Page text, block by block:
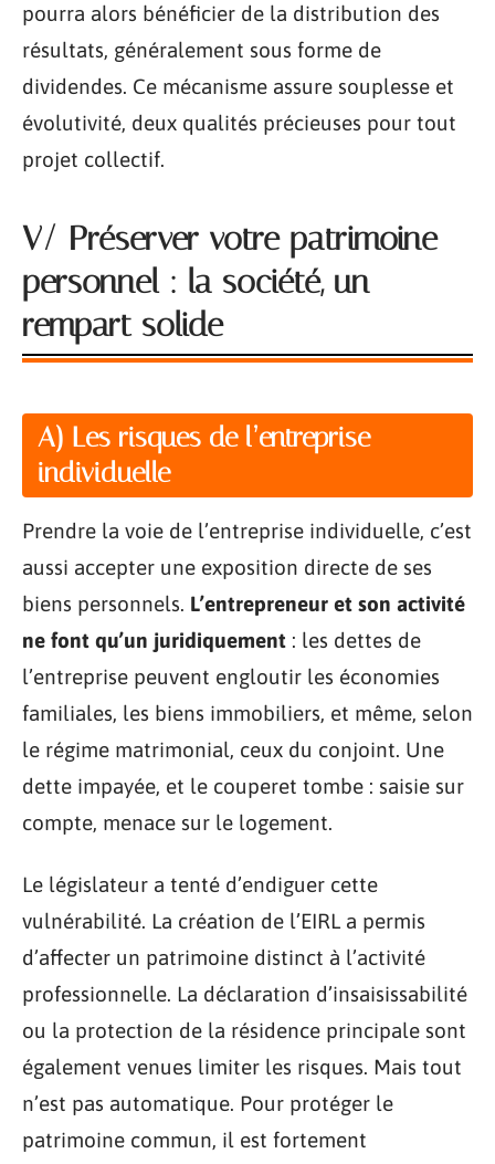
pourra alors bénéficier de la distribution des
résultats, généralement sous forme de
dividendes. Ce mécanisme assure souplesse et
évolutivité, deux qualités précieuses pour tout
projet collectif.
V/ Préserver votre patrimoine
personnel : la société, un
rempart solide
A) Les risques de l’entreprise
individuelle
Prendre la voie de l’entreprise individuelle, c’est
aussi accepter une exposition directe de ses
biens personnels. L’entrepreneur et son activité
ne font qu’un juridiquement : les dettes de
l’entreprise peuvent engloutir les économies
familiales, les biens immobiliers, et même, selon
le régime matrimonial, ceux du conjoint. Une
dette impayée, et le couperet tombe : saisie sur
compte, menace sur le logement.
Le législateur a tenté d’endiguer cette
vulnérabilité. La création de l’EIRL a permis
d’affecter un patrimoine distinct à l’activité
professionnelle. La déclaration d’insaisissabilité
ou la protection de la résidence principale sont
également venues limiter les risques. Mais tout
n’est pas automatique. Pour protéger le
patrimoine commun, il est fortement